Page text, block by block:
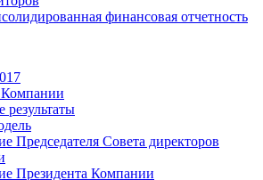
финансовая отчетность
Председателя Совета директоров
Президента Компании